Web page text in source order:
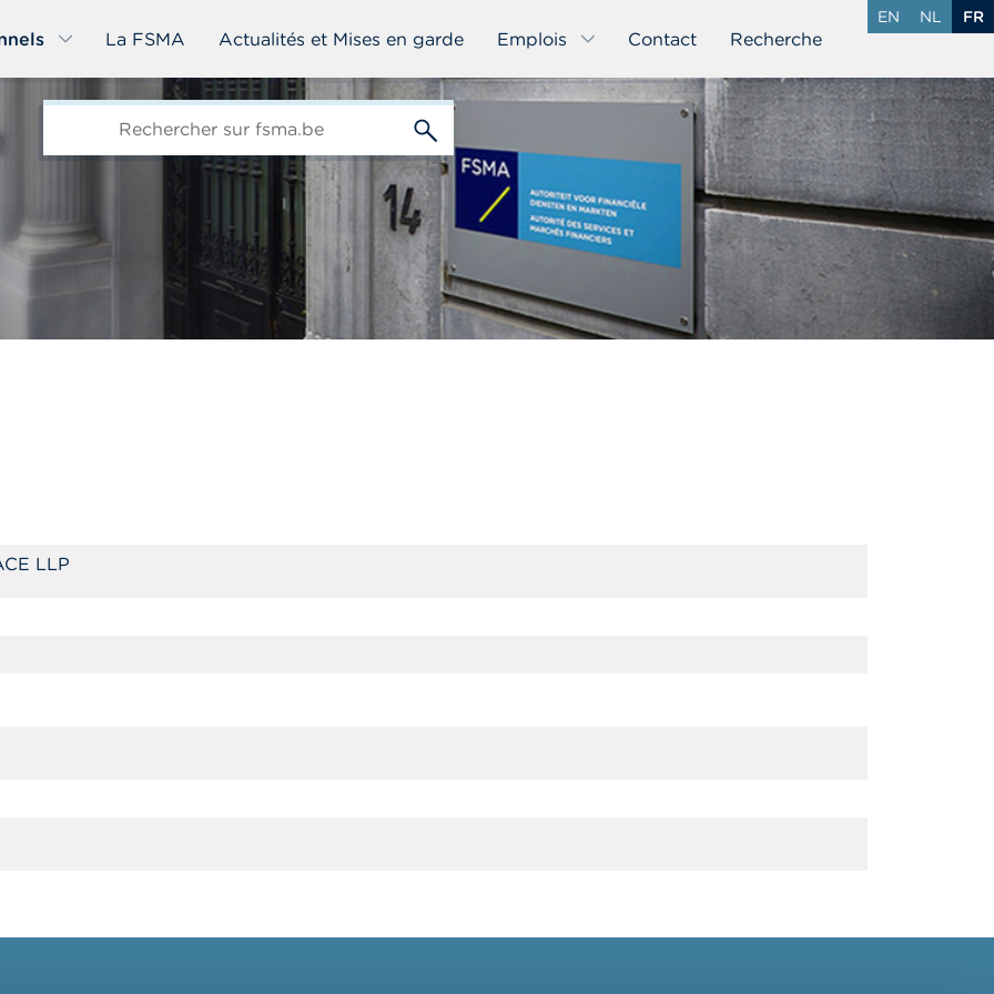
La FSMA Actualités et Mises en garde Emplois Contact Recherche
EN NL FR
LLP